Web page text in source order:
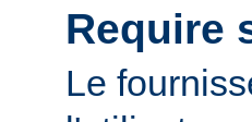
Require
Le